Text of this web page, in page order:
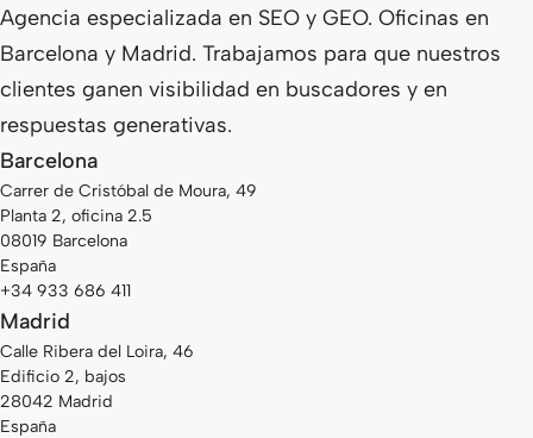
Agencia especializada en SEO y GEO. Oficinas en
Barcelona y Madrid. Trabajamos para que nuestros
clientes ganen visibilidad en buscadores y en
respuestas generativas.
Barcelona
Carrer de Cristóbal de Moura, 49
Planta 2, oficina 2.5
08019 Barcelona
España
+34 933 686 411
Madrid
Calle Ribera del Loira, 46
Edificio 2, bajos
28042 Madrid
España